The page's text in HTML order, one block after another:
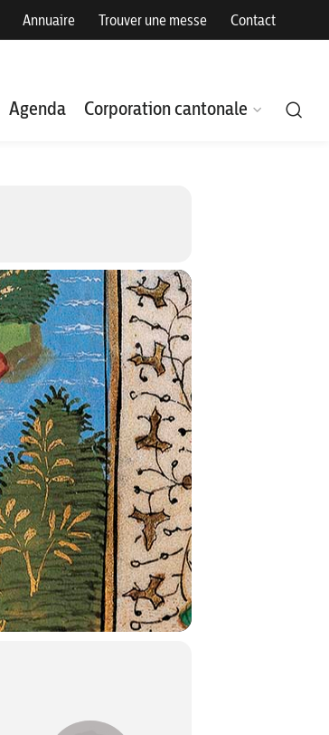
Annuaire Trouver une messe Contact
Agenda Corporation cantonale